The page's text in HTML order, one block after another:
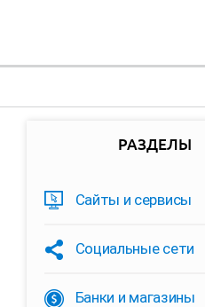
РАЗДЕЛЫ
Сайты и сервисы
Социальные сети
Банки и магазины